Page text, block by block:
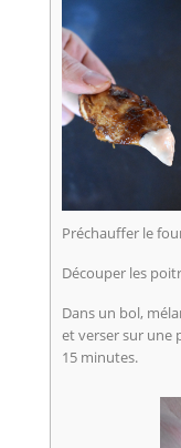
Préchauffer le
Découper les
Dans un bol,
et verser sur une
15 minutes.